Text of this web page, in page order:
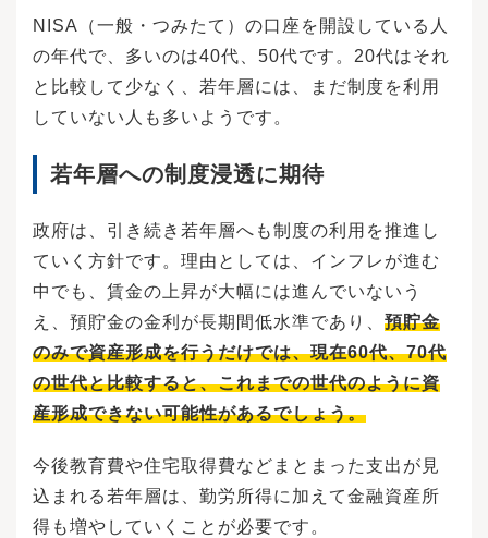
NISA（一般・つみたて）の口座を開設している人
の年代で、多いのは40代、50代です。20代はそれ
と比較して少なく、若年層には、まだ制度を利用
していない人も多いようです。
若年層への制度浸透に期待
政府は、引き続き若年層へも制度の利用を推進し
ていく方針です。理由としては、インフレが進む
中でも、賃金の上昇が大幅には進んでいないう
え、預貯金の金利が長期間低水準であり、 預貯金
のみで資産形成を行うだけでは、現在60代、70代
の世代と比較すると、これまでの世代のように資
産形成できない可能性があるでしょう。
今後教育費や住宅取得費などまとまった支出が見
込まれる若年層は、勤労所得に加えて金融資産所
得も増やしていくことが必要です。